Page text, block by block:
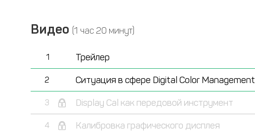
Видео (1 час 20 минут)
1 Трейлер
2 Ситуация в сфере Digital Color Management
3 Display Cal как передовой инструмент
4 Калибровка графического дисплея